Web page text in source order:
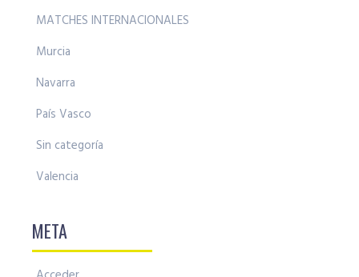
MATCHES INTERNACIONALES
Murcia
Navarra
País Vasco
Sin categoría
Valencia
META